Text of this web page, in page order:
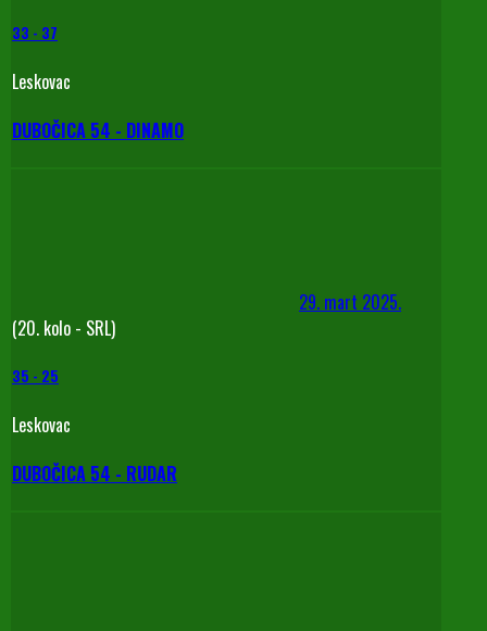
33 - 37
Leskovac
DUBOČICA 54 - DINAMO
29. mart 2025.
(20. kolo - SRL)
35 - 25
Leskovac
DUBOČICA 54 - RUDAR